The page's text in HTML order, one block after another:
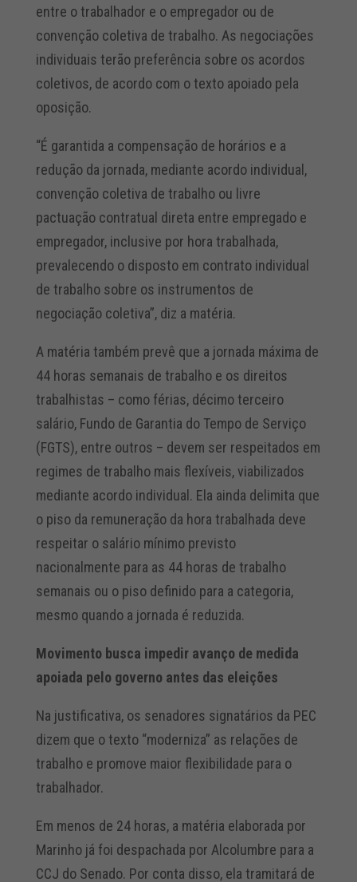
entre o trabalhador e o empregador ou de
convenção coletiva de trabalho. As negociações
individuais terão preferência sobre os acordos
coletivos, de acordo com o texto apoiado pela
oposição.
“É garantida a compensação de horários e a
redução da jornada, mediante acordo individual,
convenção coletiva de trabalho ou livre
pactuação contratual direta entre empregado e
empregador, inclusive por hora trabalhada,
prevalecendo o disposto em contrato individual
de trabalho sobre os instrumentos de
negociação coletiva”, diz a matéria.
A matéria também prevê que a jornada máxima de
44 horas semanais de trabalho e os direitos
trabalhistas – como férias, décimo terceiro
salário, Fundo de Garantia do Tempo de Serviço
(FGTS), entre outros – devem ser respeitados em
regimes de trabalho mais flexíveis, viabilizados
mediante acordo individual. Ela ainda delimita que
o piso da remuneração da hora trabalhada deve
respeitar o salário mínimo previsto
nacionalmente para as 44 horas de trabalho
semanais ou o piso definido para a categoria,
mesmo quando a jornada é reduzida.
Movimento busca impedir avanço de medida
apoiada pelo governo antes das eleições
Na justificativa, os senadores signatários da PEC
dizem que o texto “moderniza” as relações de
trabalho e promove maior flexibilidade para o
trabalhador.
Em menos de 24 horas, a matéria elaborada por
Marinho já foi despachada por Alcolumbre para a
CCJ do Senado. Por conta disso, ela tramitará de